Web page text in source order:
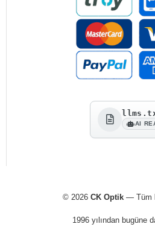
AI
© 2026 CK Optik— Tüm
1996 yılından bugüne